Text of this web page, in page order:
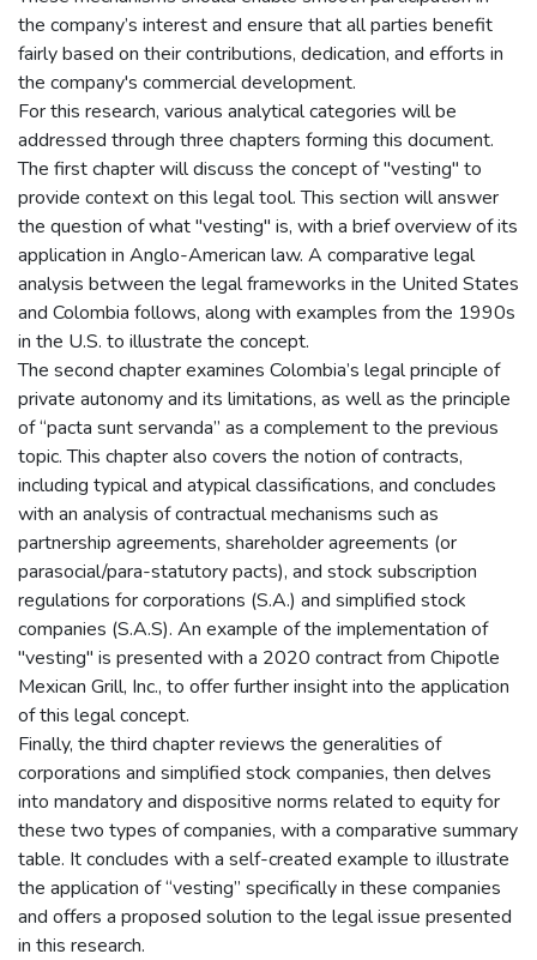
the company’s interest and ensure that all parties benefit
fairly based on their contributions, dedication, and efforts in
the company's commercial development.
For this research, various analytical categories will be
addressed through three chapters forming this document.
The first chapter will discuss the concept of "vesting" to
provide context on this legal tool. This section will answer
the question of what "vesting" is, with a brief overview of its
application in Anglo-American law. A comparative legal
analysis between the legal frameworks in the United States
and Colombia follows, along with examples from the 1990s
in the U.S. to illustrate the concept.
The second chapter examines Colombia’s legal principle of
private autonomy and its limitations, as well as the principle
of “pacta sunt servanda” as a complement to the previous
topic. This chapter also covers the notion of contracts,
including typical and atypical classifications, and concludes
with an analysis of contractual mechanisms such as
partnership agreements, shareholder agreements (or
parasocial/para-statutory pacts), and stock subscription
regulations for corporations (S.A.) and simplified stock
companies (S.A.S). An example of the implementation of
"vesting" is presented with a 2020 contract from Chipotle
Mexican Grill, Inc., to offer further insight into the application
of this legal concept.
Finally, the third chapter reviews the generalities of
corporations and simplified stock companies, then delves
into mandatory and dispositive norms related to equity for
these two types of companies, with a comparative summary
table. It concludes with a self-created example to illustrate
the application of “vesting” specifically in these companies
and offers a proposed solution to the legal issue presented
in this research.